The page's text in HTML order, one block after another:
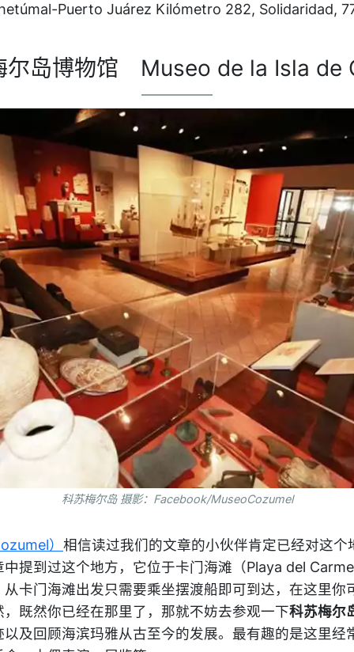
Puerto Juárez Kilómetro 282, Solidaridad,
尔岛博物馆 Museo de la Isla de
科苏梅尔岛 摄影：Facebook/MuseoCozumel
） 相信读过我们的文章的小伙伴肯定已经对这个
提到过这个地方，它位于卡门海滩（Playa del
从卡门海滩出发只需要乘坐摆渡船即可到达，在这里你
既然你已经在那里了，那就不妨去参观一下科苏梅尔
及回顾海滨玛雅从古至今的发展。最有趣的是这里经